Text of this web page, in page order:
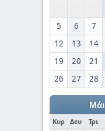
5
6 7
12
13 14
19
20 21
26
27 28
Κυρ Δευ Τρι